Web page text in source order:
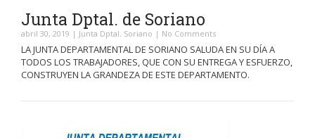
Junta Dptal. de Soriano
abril 30, 2019 | Junta Dptal. Soriano | No Comments
LA JUNTA DEPARTAMENTAL DE SORIANO SALUDA EN SU DÍA A
TODOS LOS TRABAJADORES, QUE CON SU ENTREGA Y ESFUERZO,
CONSTRUYEN LA GRANDEZA DE ESTE DEPARTAMENTO.